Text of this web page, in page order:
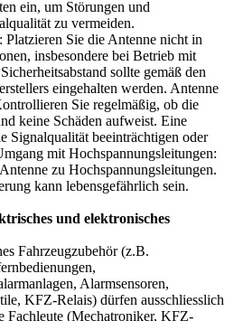
ein, um Störungen und
zu vermeiden.
Platzieren Sie die Antenne nicht in
insbesondere bei Betrieb mit
sollte gemäß den
eingehalten werden. Antenne
Sie regelmäßig, ob die
keine Schäden aufweist. Eine
Signalqualität beeinträchtigen oder
mit Hochspannungsleitungen:
zu Hochspannungsleitungen.
kann lebensgefährlich sein.
und elektronisches
Fahrzeugzubehör (z.B.
Alarmsensoren,
KFZ-Relais) dürfen ausschliesslich
Fachleute (Mechatroniker, KFZ-